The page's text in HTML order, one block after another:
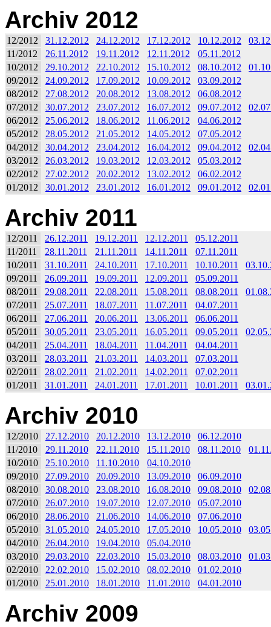
Archiv 2012
12/2012 31.12.2012 24.12.2012 17.12.2012 10.12.2012
11/2012
26.11.2012 19.11.2012 12.11.2012
05.11.2012
10/2012
29.10.2012 22.10.2012 15.10.2012 08.10.2012
09/2012
24.09.2012 17.09.2012 10.09.2012
03.09.2012
08/2012
27.08.2012 20.08.2012 13.08.2012
06.08.2012
07/2012
30.07.2012 23.07.2012 16.07.2012 09.07.2012
06/2012
25.06.2012 18.06.2012 11.06.2012
04.06.2012
05/2012
28.05.2012 21.05.2012 14.05.2012
07.05.2012
04/2012
30.04.2012 23.04.2012 16.04.2012 09.04.2012
03/2012
26.03.2012 19.03.2012 12.03.2012
05.03.2012
02/2012
27.02.2012 20.02.2012 13.02.2012
06.02.2012
01/2012
30.01.2012 23.01.2012 16.01.2012 09.01.2012
Archiv 2011
12/2011 26.12.2011 19.12.2011 12.12.2011
05.12.2011
11/2011
28.11.2011 21.11.2011 14.11.2011
07.11.2011
10/2011
31.10.2011 24.10.2011 17.10.2011 10.10.2011
09/2011
26.09.2011 19.09.2011 12.09.2011
05.09.2011
08/2011
29.08.2011 22.08.2011 15.08.2011 08.08.2011
07/2011
25.07.2011 18.07.2011 11.07.2011
04.07.2011
06/2011
27.06.2011 20.06.2011 13.06.2011
06.06.2011
05/2011
30.05.2011 23.05.2011 16.05.2011 09.05.2011
04/2011
25.04.2011 18.04.2011 11.04.2011
04.04.2011
03/2011
28.03.2011 21.03.2011 14.03.2011
07.03.2011
02/2011
28.02.2011 21.02.2011 14.02.2011
07.02.2011
01/2011
31.01.2011 24.01.2011 17.01.2011 10.01.2011
Archiv 2010
12/2010 27.12.2010 20.12.2010 13.12.2010
06.12.2010
11/2010
29.11.2010 22.11.2010 15.11.2010 08.11.2010
10/2010
25.10.2010 11.10.2010
04.10.2010
09/2010
27.09.2010 20.09.2010 13.09.2010
06.09.2010
08/2010
30.08.2010 23.08.2010 16.08.2010 09.08.2010
07/2010
26.07.2010 19.07.2010 12.07.2010
05.07.2010
06/2010
28.06.2010 21.06.2010 14.06.2010
07.06.2010
05/2010
31.05.2010 24.05.2010 17.05.2010 10.05.2010
04/2010
26.04.2010 19.04.2010
05.04.2010
03/2010
29.03.2010 22.03.2010 15.03.2010 08.03.2010
02/2010
22.02.2010 15.02.2010 08.02.2010
01.02.2010
01/2010
25.01.2010 18.01.2010 11.01.2010 04.01.2010
Archiv 2009